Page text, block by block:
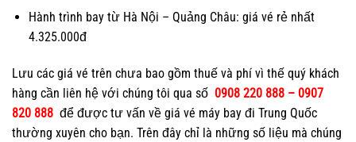
Hành trình bay từ Hà Nội – Quảng Châu: giá vé rẻ nhất
4.325.000đ
Lưu các giá vé trên chưa bao gồm thuế và phí vì thế quý khách
hàng cần liên hệ với chúng tôi qua số 0908 220 888 – 0907
820 888 để được tư vấn về giá vé máy bay đi Trung Quốc
thường xuyên cho bạn. Trên đây chỉ là những số liệu mà chúng